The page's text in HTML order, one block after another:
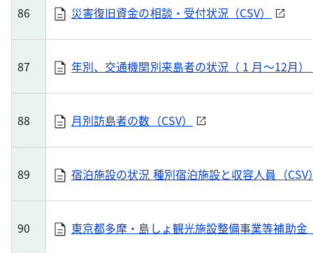
86 災害復旧資金の相談・受付状況（CSV）
87 年別、交通機関別来島者の状況（ 1 月～12月）
88 月別訪島者の数（CSV）
89 宿泊施設の状況 種別宿泊施設と収容人員（CSV
90 東京都多摩・島しょ観光施設整備事業等補助金